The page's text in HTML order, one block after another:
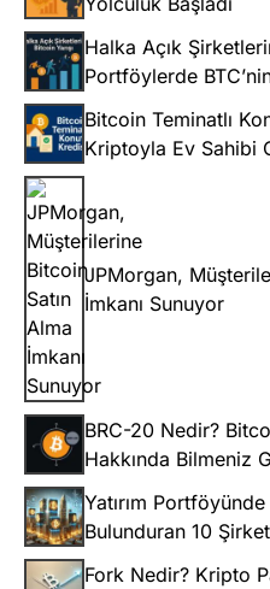
Halka Açık
Portföylerde
Bitcoin Teminatlı
Kriptoyla Ev Sahibi
JPMorgan,
İmkanı Sunuyor
BRC-20 Nedir?
Hakkında Bilmeniz
Yatırım
Bulunduran 10 Şirket
Fork Nedir? Kripto